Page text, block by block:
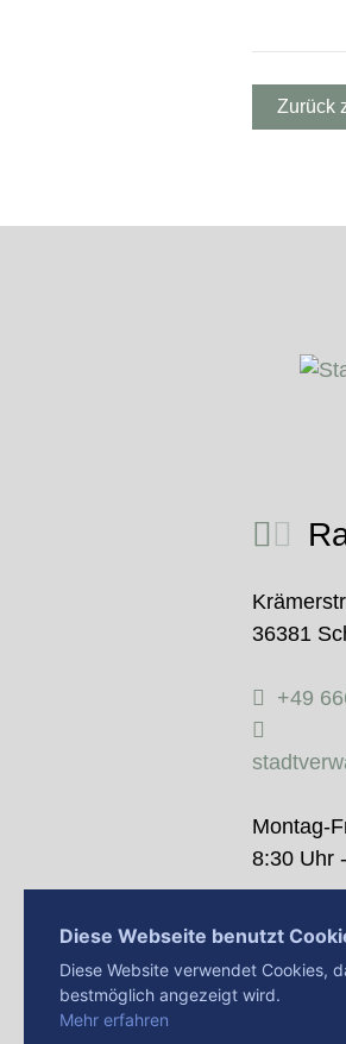
Zurück
36381
+49
Montag-
8:30 Uhr
14:00
Diese Webseite benutzt
Diese Website verwendet Cookies,
bestmöglich angezeigt wird.
Mehr erfahren